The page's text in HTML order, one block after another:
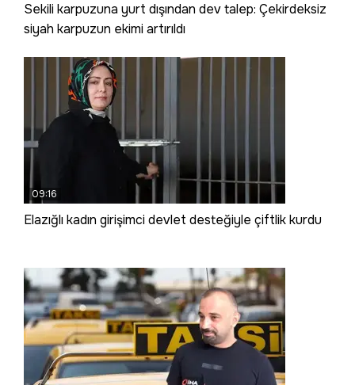
Sekili karpuzuna yurt dışından dev talep: Çekirdeksiz
siyah karpuzun ekimi artırıldı
09:16
Elazığlı kadın girişimci devlet desteğiyle çiftlik kurdu